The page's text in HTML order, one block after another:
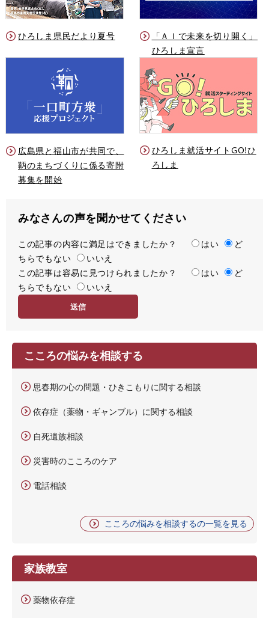
ひろしま県民だより夏号
「ＡＩで未来を切り開く」
ひろしま宣言
広島県と福山市が共同で、
鞆のまちづくりに係る寄附
募集を開始
ひろしま就活サイトGO!ひ
ろしま
みなさんの声を聞かせてください
満
足
度
この記事の内容に満足はできましたか？ はい
ど
ちらでもない
いいえ
容
易
この記事は容易に見つけられましたか？ はい
ど
ちらでもない
いいえ
こころの悩みを相談する
思春期の心の問題・ひきこもりに関する相談
依存症（薬物・ギャンブル）に関する相談
自死遺族相談
災害時のこころのケア
電話相談
こころの悩みを相談するの一覧を見る
家族教室
薬物依存症